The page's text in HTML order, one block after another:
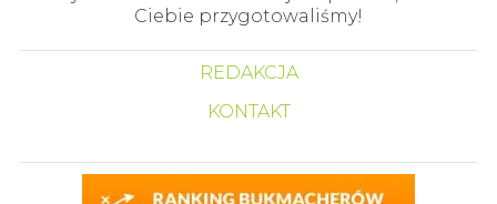
Ciebie przygotowaliśmy!
REDAKCJA
KONTAKT